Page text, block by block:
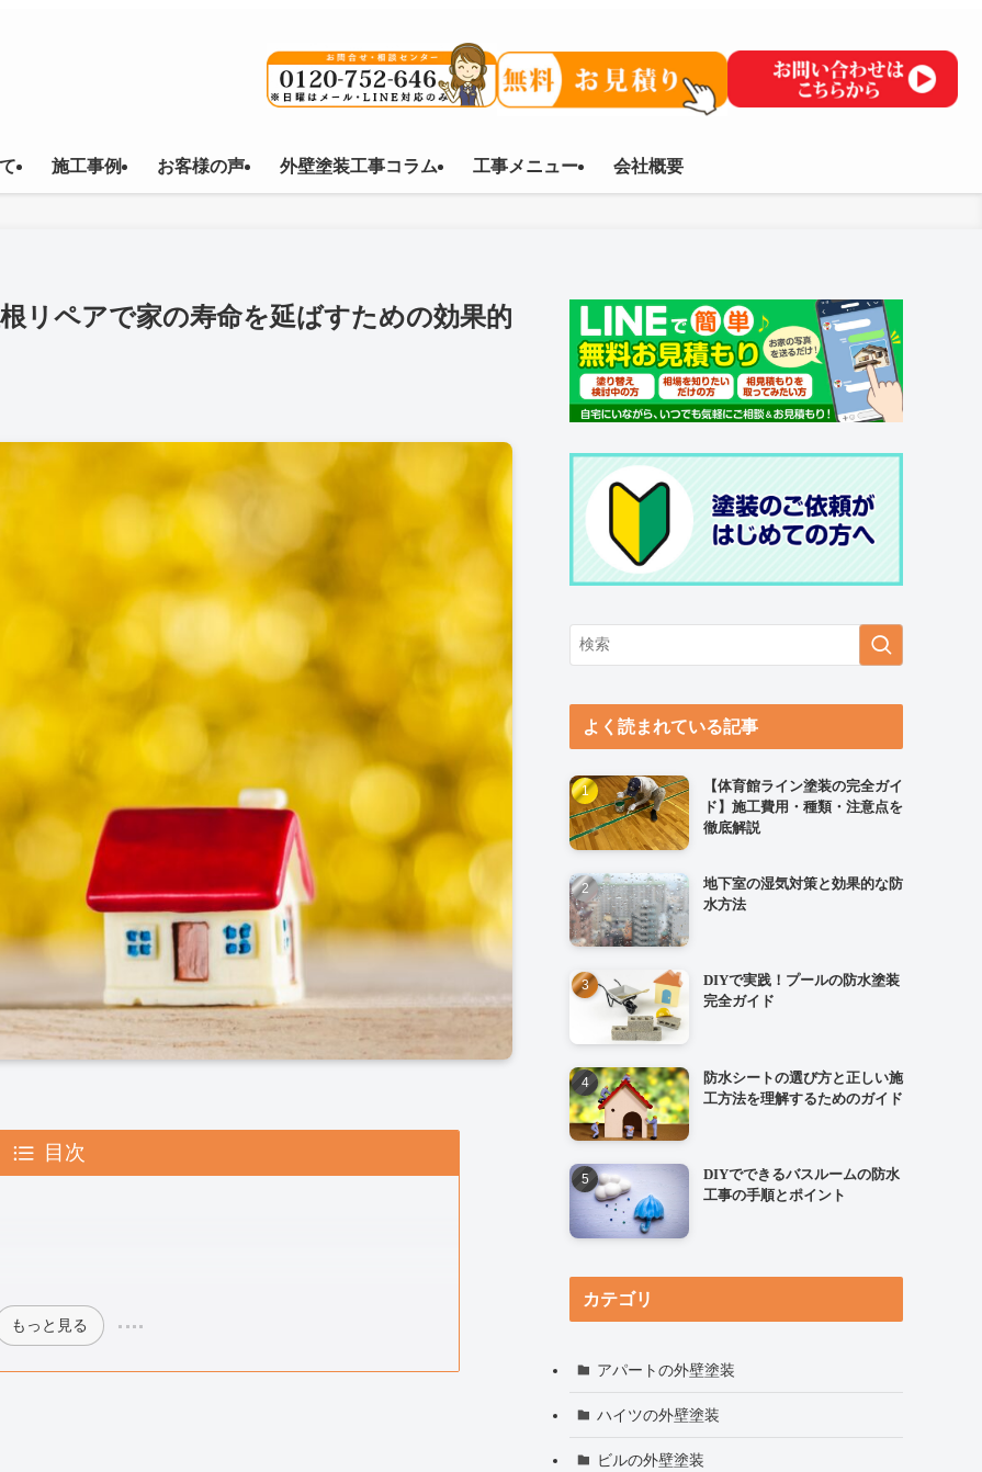
施工事例 お客様の声 外壁塗装工事コラム 工事メニュー 会社概要
リペアで家の寿命を延ばすための効果的
目次
もっと見る
よく読まれている記事
【体育館ライン塗装の完全ガイ
ド】施工費用・種類・注意点を
徹底解説
地下室の湿気対策と効果的な防
水方法
DIYで実践！プールの防水塗装
完全ガイド
防水シートの選び方と正しい施
工方法を理解するためのガイド
DIYでできるバスルームの防水
工事の手順とポイント
カテゴリ
アパートの外壁塗装
ハイツの外壁塗装
ビルの外壁塗装